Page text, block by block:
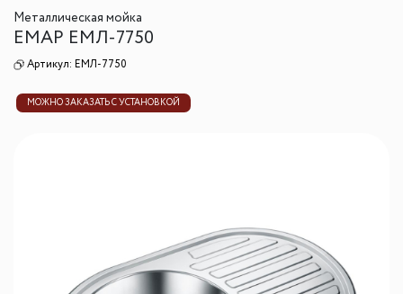
Металлическая мойка
ЕМАР ЕМЛ-7750
Артикул: ЕМЛ-7750
МОЖНО ЗАКАЗАТЬ С УСТАНОВКОЙ